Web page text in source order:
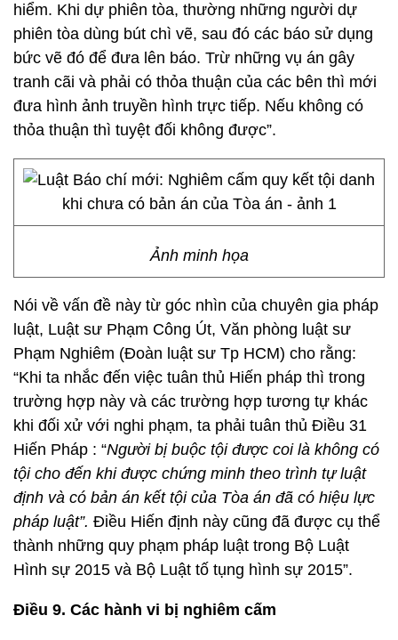
hiểm. Khi dự phiên tòa, thường những người dự
phiên tòa dùng bút chì vẽ, sau đó các báo sử dụng
bức vẽ đó để đưa lên báo. Trừ những vụ án gây
tranh cãi và phải có thỏa thuận của các bên thì mới
đưa hình ảnh truyền hình trực tiếp. Nếu không có
thỏa thuận thì tuyệt đối không được”.
Ảnh minh họa
Nói về vấn đề này từ góc nhìn của chuyên gia pháp
luật, Luật sư Phạm Công Út, Văn phòng luật sư
Phạm Nghiêm (Đoàn luật sư Tp HCM) cho rằng:
“Khi ta nhắc đến việc tuân thủ Hiến pháp thì trong
trường hợp này và các trường hợp tương tự khác
khi đối xử với nghi phạm, ta phải tuân thủ Điều 31
Hiến Pháp : “Người bị buộc tội được coi là không có
tội cho đến khi được chứng minh theo trình tự luật
định và có bản án kết tội của Tòa án đã có hiệu lực
pháp luật”. Điều Hiến định này cũng đã được cụ thể
thành những quy phạm pháp luật trong Bộ Luật
Hình sự 2015 và Bộ Luật tố tụng hình sự 2015”.
Điều 9. Các hành vi bị nghiêm cấm